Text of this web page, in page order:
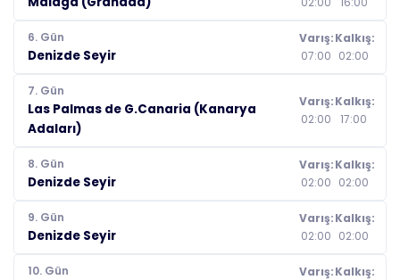
6. Gün
Denizde Seyir
Varış:
07:00
Kalkış:
02:00
7. Gün
Las Palmas de G.Canaria (Kanarya
Adaları)
Varış:
02:00
Kalkış:
17:00
8. Gün
Denizde Seyir
Varış:
02:00
Kalkış:
02:00
9. Gün
Denizde Seyir
Varış:
02:00
Kalkış:
02:00
10. Gün
Varış:Kalkış: